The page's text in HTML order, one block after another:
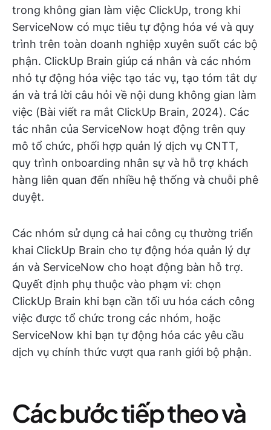
trong không gian làm việc ClickUp, trong khi
ServiceNow có mục tiêu tự động hóa vé và quy
trình trên toàn doanh nghiệp xuyên suốt các bộ
phận. ClickUp Brain giúp cá nhân và các nhóm
nhỏ tự động hóa việc tạo tác vụ, tạo tóm tắt dự
án và trả lời câu hỏi về nội dung không gian làm
việc (Bài viết ra mắt ClickUp Brain, 2024). Các
tác nhân của ServiceNow hoạt động trên quy
mô tổ chức, phối hợp quản lý dịch vụ CNTT,
quy trình onboarding nhân sự và hỗ trợ khách
hàng liên quan đến nhiều hệ thống và chuỗi phê
duyệt.
Các nhóm sử dụng cả hai công cụ thường triển
khai ClickUp Brain cho tự động hóa quản lý dự
án và ServiceNow cho hoạt động bàn hỗ trợ.
Quyết định phụ thuộc vào phạm vi: chọn
ClickUp Brain khi bạn cần tối ưu hóa cách công
việc được tổ chức trong các nhóm, hoặc
ServiceNow khi bạn tự động hóa các yêu cầu
dịch vụ chính thức vượt qua ranh giới bộ phận.
Các bước tiếp theo và